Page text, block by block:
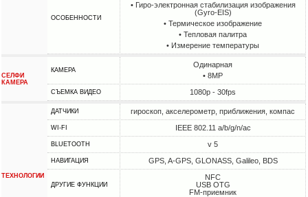
ОСОБЕННОСТИ
• Гиро-электронная стабилизация изображения
(Gyro-EIS)
• Термическое изображение
• Тепловая палитра
• Измерение температуры
СЕЛФИ
КАМЕРА
КАМЕРА
Одинарная
• 8MP
СЪЕМКА ВИДЕО 1080p - 30fps
ТЕХНОЛОГИИ
ДАТЧИКИ гироскоп, акселерометр, приближения, компас
WI-FI IEEE 802.11 a/b/g/n/ac
BLUETOOTH v 5
НАВИГАЦИЯ GPS, A-GPS, GLONASS, Galileo, BDS
ДРУГИЕ ФУНКЦИИ
NFC
USB OTG
FM-приемник